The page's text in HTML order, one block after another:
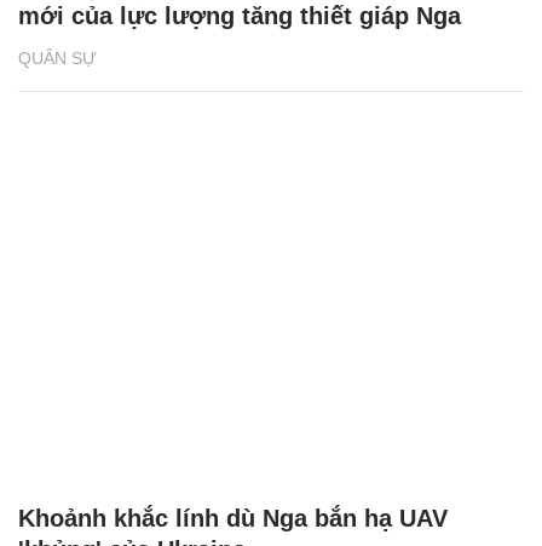
QUÂN SỰ
mới của lực lượng tăng thiết giáp Nga
Khoảnh khắc lính dù Nga bắn hạ UAV